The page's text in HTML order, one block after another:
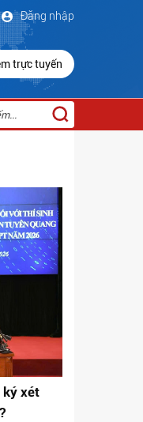
Đăng nhập
trực tuyến
ký xét